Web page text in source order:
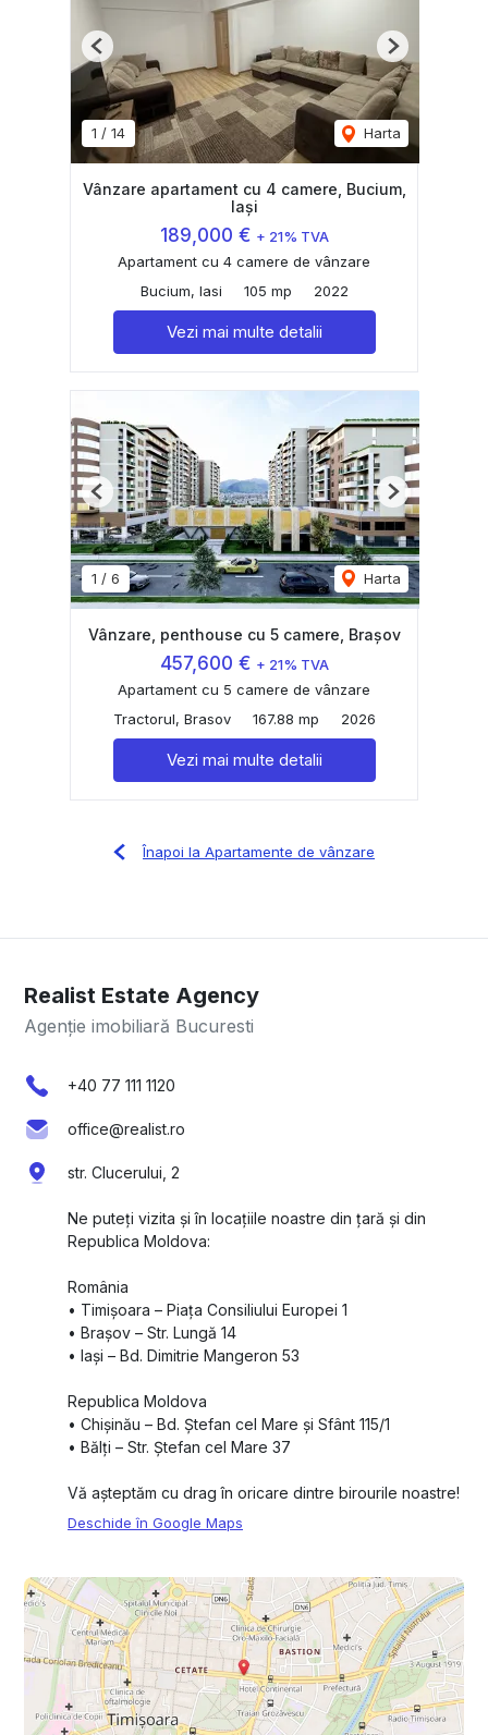
1 / 14 Harta
Previous Next
Vânzare apartament cu 4 camere, Bucium,
Iași
189,000 € + 21% TVA
Apartament cu 4 camere de vânzare
Bucium, Iasi
105 mp 2022
Vezi mai multe detalii
1 / 6 Harta
Previous Next
Vânzare, penthouse cu 5 camere, Brașov
457,600 € + 21% TVA
Apartament cu 5 camere de vânzare
Tractorul, Brasov
167.88 mp 2026
Vezi mai multe detalii
Înapoi la Apartamente de vânzare
Realist Estate Agency
Agenție imobiliară Bucuresti
+40 77 111 1120
office@realist.ro
str. Clucerului, 2
Ne puteți vizita și în locațiile noastre din țară și din
Republica Moldova:
România
•⁠ ⁠Timișoara – Piața Consiliului Europei 1
•⁠ ⁠Brașov – Str. Lungă 14
•⁠ ⁠Iași – Bd. Dimitrie Mangeron 53
Republica Moldova
•⁠ ⁠Chișinău – Bd. Ștefan cel Mare și Sfânt 115/1
•⁠ ⁠Bălți – Str. Ștefan cel Mare 37
Vă așteptăm cu drag în oricare dintre birourile noastre!
Deschide în Google Maps